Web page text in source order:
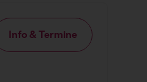
Info & Termine